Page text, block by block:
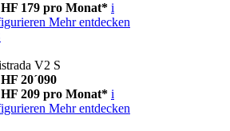
179 pro Monat* i
Mehr entdecken
V2 S
20´090
209 pro Monat* i
Mehr entdecken